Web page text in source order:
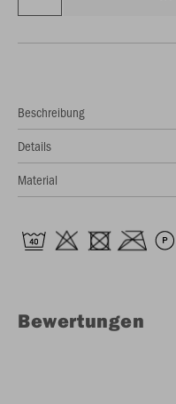
Beschreibung
Details
Material
Bewertungen